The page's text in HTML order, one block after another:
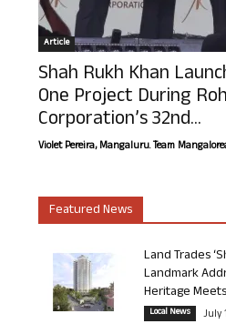
Article
Shah Rukh Khan
One Project During
Corporation’s 32nd...
Violet Pereira, Mangaluru. Team
Featured News
Land Trades
Landmark
Heritage
Local News July